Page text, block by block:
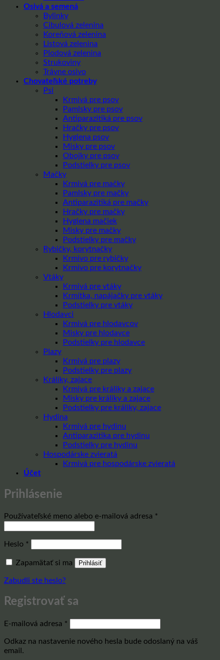
Osivá a semená
Bylinky
Cibulová zelenina
Koreňová zelenina
Listová zelenina
Plodová zelenina
Strukoviny
Trávne osivo
Chovateľské potreby
Psi
Krmivá pre psov
Pamlsky pre psov
Antiparazitiká pre psov
Hračky pre psov
Hygiena psov
Misky pre psov
Obojky pre psov
Podstielky pre psov
Mačky
Krmivá pre mačky
Pamlsky pre mačky
Antiparazitiká pre mačky
Hračky pre mačky
Hygiena mačiek
Misky pre mačky
Podstielky pre mačky
Rybičky, korytnačky
Krmivo pre rybičky
Krmivo pre korytnačky
Vtáky
Krmivá pre vtáky
Krmítka, napájačky pre vtáky
Podstielky pre vtáky
Hlodavci
Krmivá pre hlodavcov
Misky pre hlodavce
Podstielky pre hlodavce
Plazy
Krmivá pre plazy
Podstielky pre plazy
Králiky, zajace
Krmivá pre králiky a zajace
Misky pre králiky a zajace
Podstielky pre králiky, zajace
Hydina
Krmivá pre hydinu
Antiparazitika pre hydinu
Podstielky pre hydinu
Hospodárske zvieratá
Krmivá pre hospodárske zvieratá
Účet
Prihlásenie
Používateľské meno alebo e-mailová adresa *
Heslo *
Zapamätať si ma Prihlásiť
Zabudli ste heslo?
Registrovať sa
E-mailová adresa *
Odkaz na nastavenie nového hesla bude odoslaný na váš
email.